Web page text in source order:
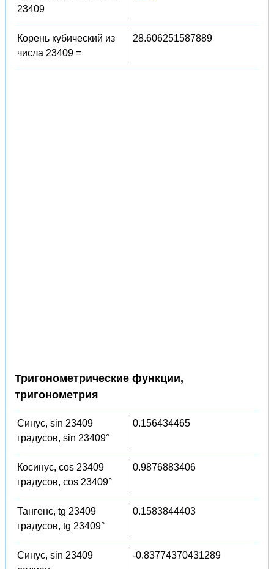
23409
Корень кубический из
числа 23409 =
28.606251587889
Тригонометрические функции,
тригонометрия
Синус, sin 23409
градусов, sin 23409°
0.156434465
Косинус, cos 23409
градусов, cos 23409°
0.9876883406
Тангенс, tg 23409
градусов, tg 23409°
0.1583844403
Синус, sin 23409
-0.83774370431289